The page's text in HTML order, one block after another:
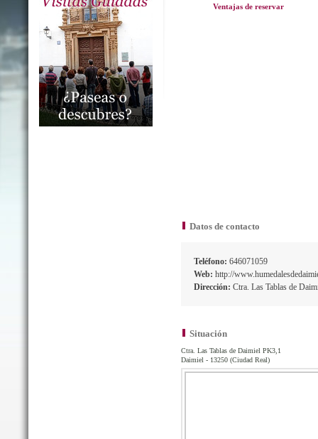
Ventajas de reservar
Datos de contacto
Teléfono: 646071059
Web: http://
Dirección: Ctra. Las Tablas de
Situación
Ctra. Las Tablas de Daimiel PK3,1
Daimiel - 13250 (Ciudad Real)